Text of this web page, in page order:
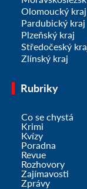
Olomoucký kraj
Pardubický kraj
Plzeňský kraj
Středočeský
Zlínský kraj
Rubriky
Co se chystá
Krimi
Kvízy
Poradna
Revue
Rozhovory
Zajímavosti
Zprávy